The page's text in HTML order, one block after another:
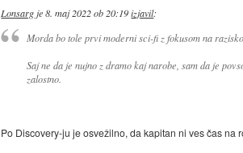
Lonsargje8. maj 2022 ob 20:19 izjavil:
Morda bo tole prvi moderni sci-fi z fokusom na
Saj ne da je nujno z dramo kaj narobe, sam da je
zalostno.
Po Discovery-ju je osvežilno, da kapitan ni ves čas na